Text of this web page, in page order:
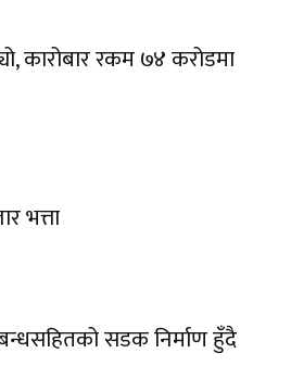
कारोबार रकम ७४ करोडमा
भत्ता
सडक निर्माण हुँदै